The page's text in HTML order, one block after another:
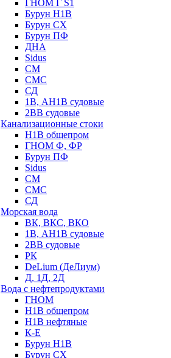
ГНОМ Г S1
Бурун Н1В
Бурун СХ
Бурун ПФ
ДНА
Sidus
СМ
СМС
СД
1В, АН1В судовые
2ВВ судовые
Канализационные стоки
Н1В общепром
ГНОМ Ф, ФР
Бурун ПФ
Sidus
СМ
СМС
СД
Морская вода
ВК, ВКС, ВКО
1В, АН1В судовые
2ВВ судовые
РК
DeLium (ДеЛиум)
Д, 1Д, 2Д
Вода с нефтепродуктами
ГНОМ
Н1В общепром
Н1В нефтяные
К-Е
Бурун Н1В
Бурун СХ